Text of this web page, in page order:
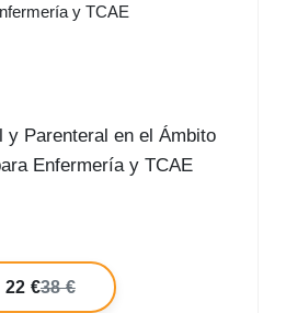
y Parenteral en el Ámbito
Enfermería y TCAE
22 €38 €